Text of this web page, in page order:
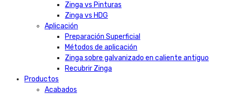
Zinga vs Pinturas
Zinga vs HDG
Aplicación
Preparación Superficial
Métodos de aplicación
Zinga sobre galvanizado en caliente antiguo
Recubrir Zinga
Productos
Acabados